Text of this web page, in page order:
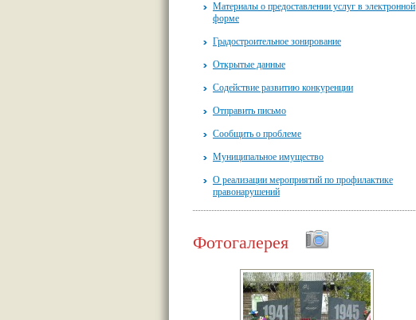
Материалы о предоставлении услуг в электронной
форме
Градостроительное зонирование
Открытые данные
Содействие развитию конкуренции
Отправить письмо
Сообщить о проблеме
Муниципальное имущество
О реализации мероприятий по профилактике
правонарушений
Фотогалерея